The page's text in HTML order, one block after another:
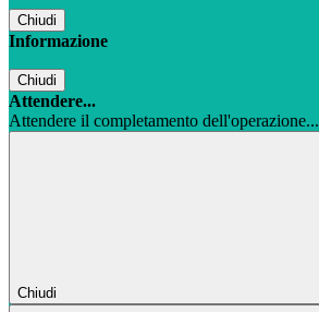
Chiudi
Informazione
Chiudi
Attendere...
Attendere il completamento dell'operazione...
Chiudi